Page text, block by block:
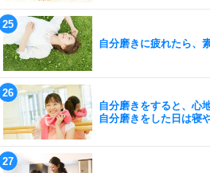
自分磨きに疲れたら、
自分磨きをすると、心
自分磨きをした日は寝